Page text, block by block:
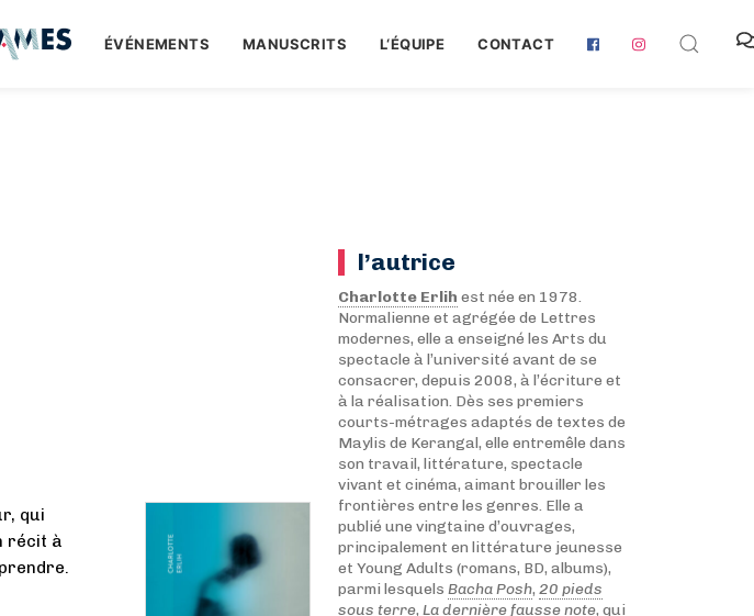
ÉVÉNEMENTS MANUSCRITS L‘ÉQUIPE CONTACT
qui
récit à
l’autrice
Charlotte Erlih est née en 1978.
Normalienne et agrégée de Lettres
modernes, elle a enseigné les Arts du
spectacle à l’université avant de se
consacrer, depuis 2008, à l’écriture et
à la réalisation. Dès ses premiers
courts-métrages adaptés de textes de
Maylis de Kerangal, elle entremêle dans
son travail, littérature, spectacle
vivant et cinéma, aimant brouiller les
frontières entre les genres. Elle a
publié une vingtaine d’ouvrages,
principalement en littérature jeunesse
et Young Adults (romans, BD, albums),
parmi lesquels Bacha Posh, 20 pieds
sous terre, La dernière fausse note, qui